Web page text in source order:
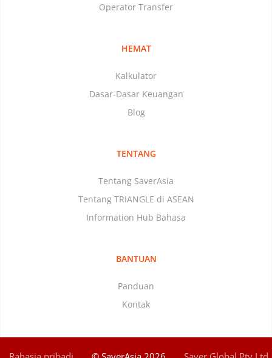
Operator Transfer
HEMAT
Kalkulator
Dasar-Dasar Keuangan
Blog
TENTANG
Tentang SaverAsia
Tentang TRIANGLE di ASEAN
Information Hub Bahasa
BANTUAN
Panduan
Kontak